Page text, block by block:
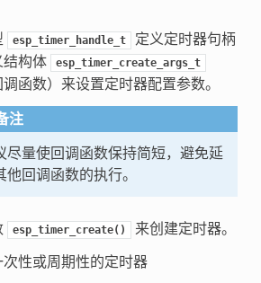
esp_timer_handle_t
定义定时器句柄
结构体
esp_timer_create_args_t
调函数）来设置定时器配置参数。
注
尽量使回调函数保持简短，避免延
他回调函数的执行。
esp_timer_create() 来创建定时器。
性或周期性的定时器